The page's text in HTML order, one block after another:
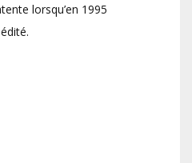
lorsqu’en 1995